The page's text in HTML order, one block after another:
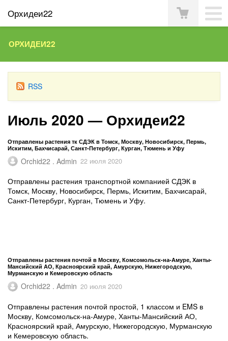
Орхидеи22
ОРХИДЕИ22
RSS
Июль 2020 — Орхидеи22
Отправлены растения тк СДЭК в Томск, Москву, Новосибирск, Пермь,
Искитим, Бахчисарай, Санкт-Петербург, Курган, Тюмень и Уфу
Orchid22 . Admin 22 июля 2020
Отправлены растения транспортной компанией СДЭК в
Томск, Москву, Новосибирск, Пермь, Искитим, Бахчисарай,
Санкт-Петербург, Курган, Тюмень и Уфу.
Отправлены растения почтой в Москву, Комсомольск-на-Амуре, Ханты-
Мансийский АО, Красноярский край, Амурскую, Нижегородскую,
Мурманскую и Кемеровскую область
Orchid22 . Admin 20 июля 2020
Отправлены растения почтой простой, 1 классом и EMS в
Москву, Комсомольск-на-Амуре, Ханты-Мансийский АО,
Красноярский край, Амурскую, Нижегородскую, Мурманскую
и Кемеровскую область.